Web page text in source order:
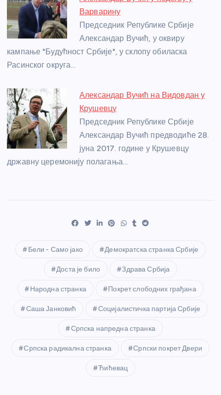
Варварину
Председник Републике Србије
Александар Вучић, у оквиру
кампање "Будућност Србије", у склопу обиласка
Расинског округа…
Александар Вучић на Видовдан у
Крушевцу
Председник Републике Србије
Александар Вучић предводиће 28.
јуна 2017. године у Крушевцу
државну церемонију полагања…
Бели - Само јако Демократска странка Србије
Доста је било Здрава Србија
Народна странка Покрет слободних грађана
Саша Јанковић Социјалистичка партија Србије
Српска напредна странка
Српска радикална странка Српски покрет Двери
Ћићевац